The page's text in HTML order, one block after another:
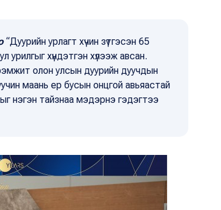
“Дуурийн урлагт хүчин зүтгэсэн 65
хүндэтгэн хүлээж авсан.
олон улсын дуурийн дуучдын
маань ер бусын онцгой авьяастай
нэгэн тайзнаа мэдэрнэ гэдэгтээ